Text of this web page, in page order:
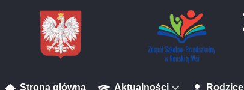
Strona główna Aktualności Rodzice